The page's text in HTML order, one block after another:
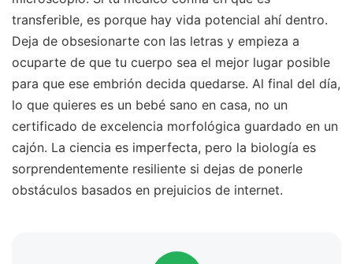
transferible, es porque hay vida potencial ahí dentro.
Deja de obsesionarte con las letras y empieza a
ocuparte de que tu cuerpo sea el mejor lugar posible
para que ese embrión decida quedarse. Al final del día,
lo que quieres es un bebé sano en casa, no un
certificado de excelencia morfológica guardado en un
cajón. La ciencia es imperfecta, pero la biología es
sorprendentemente resiliente si dejas de ponerle
obstáculos basados en prejuicios de internet.